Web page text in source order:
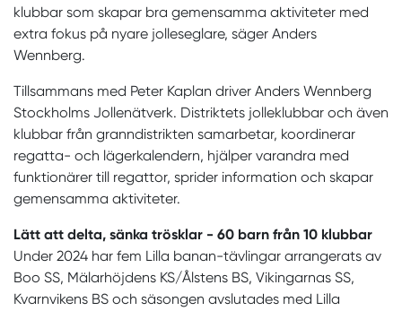
klubbar som skapar bra gemensamma aktiviteter med
extra fokus på nyare jolleseglare, säger Anders
Wennberg.
Tillsammans med Peter Kaplan driver Anders Wennberg
Stockholms Jollenätverk. Distriktets jolleklubbar och även
klubbar från granndistrikten samarbetar, koordinerar
regatta- och lägerkalendern, hjälper varandra med
funktionärer till regattor, sprider information och skapar
gemensamma aktiviteter.
Lätt att delta, sänka trösklar - 60 barn från 10 klubbar
Under 2024 har fem Lilla banan-tävlingar arrangerats av
Boo SS, Mälarhöjdens KS/Ålstens BS, Vikingarnas SS,
Kvarnvikens BS och säsongen avslutades med Lilla